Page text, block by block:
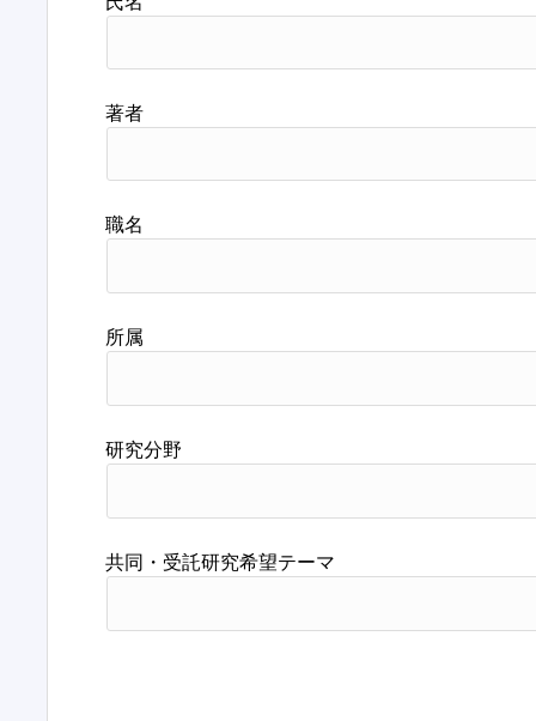
著者
職名
所属
研究分野
共同・受託研究希望テーマ